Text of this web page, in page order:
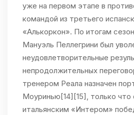
уже на первом этапе в
командой из третьего
«Алькоркон». По итогам
Мануэль Пеллегрини был
неудовлетворительные
непродолжительных
тренером Реала назначен
Моуринью[14][15], только
итальянским «Интером»